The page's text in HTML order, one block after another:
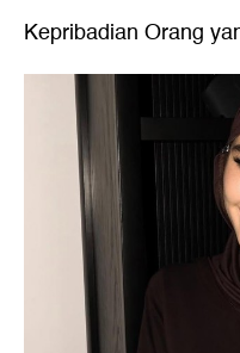
Kepribadian Orang